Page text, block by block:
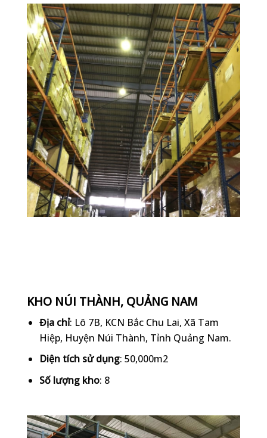
KHO NÚI THÀNH, QUẢNG NAM
Địa chỉ: Lô 7B, KCN Bắc Chu Lai, Xã Tam
Hiệp, Huyện Núi Thành, Tỉnh Quảng Nam.
Diện tích sử dụng: 50,000m2
Số lượng kho: 8